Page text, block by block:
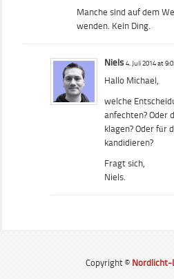
Manche sind auf dem
wenden. Kein Ding.
Niels 4. Juli 2014 at
Hallo Michael,
welche
anfechten? Oder
klagen? Oder für
kandidieren?
Fragt sich,
Niels.
Copyright © Nordlicht-